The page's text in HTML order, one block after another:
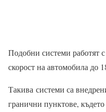
Подобни системи работят
скорост на автомобила до
Такива системи са
гранични пунктове,